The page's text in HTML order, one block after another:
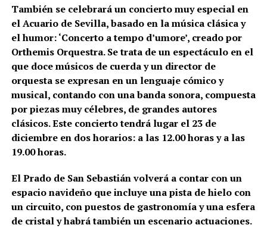
También se celebrará un concierto muy especial en
el Acuario de Sevilla, basado en la música clásica y
el humor: ‘Concerto a tempo d’umore’, creado por
Orthemis Orquestra. Se trata de un espectáculo en el
que doce músicos de cuerda y un director de
orquesta se expresan en un lenguaje cómico y
musical, contando con una banda sonora, compuesta
por piezas muy célebres, de grandes autores
clásicos. Este concierto tendrá lugar el 23 de
diciembre en dos horarios: a las 12.00 horas y a las
19.00 horas.
El Prado de San Sebastián volverá a contar con un
espacio navideño que incluye una pista de hielo con
un circuito, con puestos de gastronomía y una esfera
de cristal y habrá también un escenario actuaciones.